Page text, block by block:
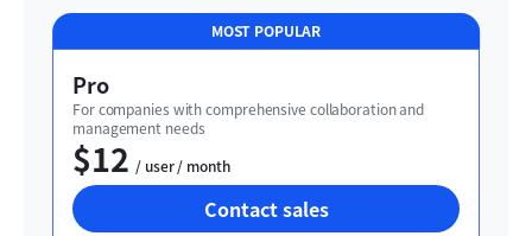
MOST POPULAR
Pro
For companies with comprehensive collaboration and
management needs
$12
  / user / month
Contact sales